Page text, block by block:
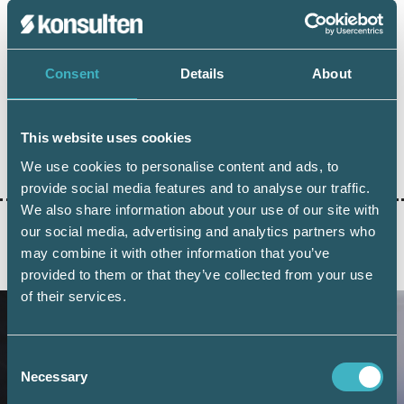
Consent Details About
This website uses cookies
We use cookies to personalise content and ads, to
provide social media features and to analyse our traffic.
We also share information about your use of our site with
our social media, advertising and analytics partners who
may combine it with other information that you’ve
provided to them or that they’ve collected from your use
of their services.
Selection
Necessary
Håkan Edvardsson
Dela:
AKTUELLA ARTIKLAR